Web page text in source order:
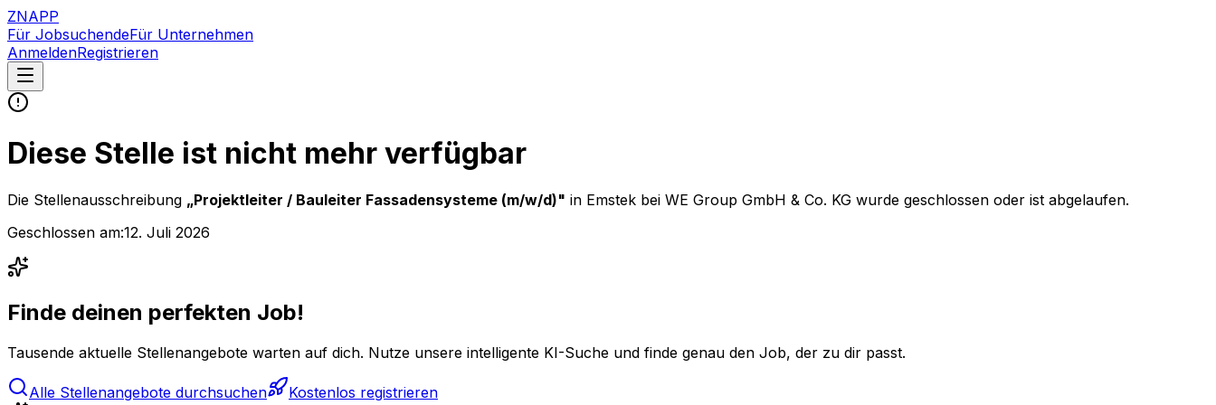
ZNAPP
Für JobsuchendeFür Unternehmen
AnmeldenRegistrieren
Diese Stelle ist nicht mehr verfügbar
Die Stellenausschreibung „Projektleiter / Bauleiter Fassadensysteme (m/w/d)" in Emstek bei WE Group GmbH & Co. KG wurde geschlossen oder ist abgelaufen.
Geschlossen am:12. Juli 2026
Finde deinen perfekten Job!
Tausende aktuelle Stellenangebote warten auf dich. Nutze unsere intelligente KI-Suche und finde genau den Job, der zu dir passt.
Alle Stellenangebote durchsuchen Kostenlos registrieren